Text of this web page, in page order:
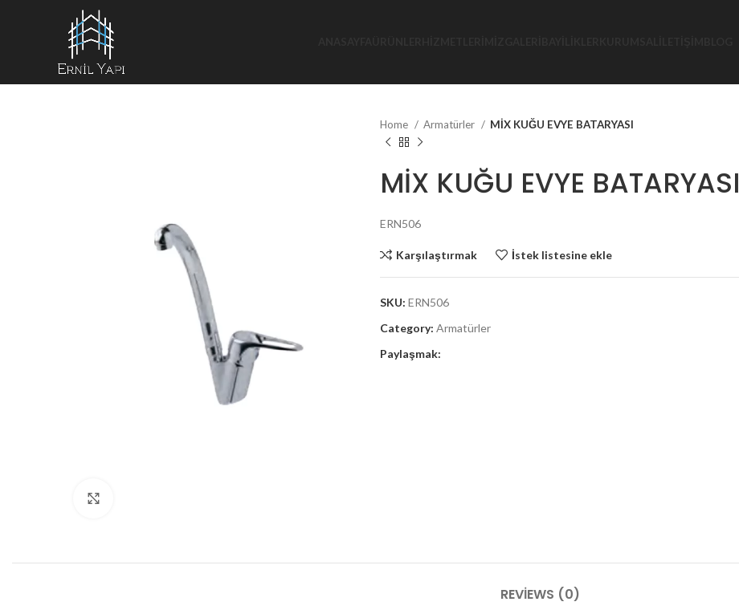
Home Armatürler MİX KUĞU EVYE BATARYASI
MİX KUĞU EVYE BATARYASI
ERN506
Karşılaştırmak İstek listesine ekle
SKU:ERN506
Category: Armatürler
Paylaşmak:
REVIEWS (0)